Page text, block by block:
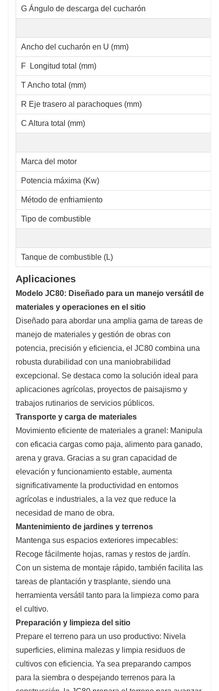
G Ángulo de descarga del cucharón
Ancho del cucharón en U (mm)
F Longitud total (mm)
T Ancho total (mm)
R Eje trasero al parachoques (mm)
C Altura total (mm)
Marca del motor
Potencia máxima (Kw)
Método de enfriamiento
Tipo de combustible
Tanque de combustible (L)
Aplicaciones
Modelo JC80: Diseñado para un manejo versátil de
materiales y operaciones en el sitio
Diseñado para abordar una amplia gama de tareas de
manejo de materiales y gestión de obras con
potencia, precisión y eficiencia, el JC80 combina una
robusta durabilidad con una maniobrabilidad
excepcional. Se destaca como la solución ideal para
aplicaciones agrícolas, proyectos de paisajismo y
trabajos rutinarios de servicios públicos.
Transporte y carga de materiales
Movimiento eficiente de materiales a granel: Manipula
con eficacia cargas como paja, alimento para ganado,
arena y grava. Gracias a su gran capacidad de
elevación y funcionamiento estable, aumenta
significativamente la productividad en entornos
agrícolas e industriales, a la vez que reduce la
necesidad de mano de obra.
Mantenimiento de jardines y terrenos
Mantenga sus espacios exteriores impecables:
Recoge fácilmente hojas, ramas y restos de jardín.
Con un sistema de montaje rápido, también facilita las
tareas de plantación y trasplante, siendo una
herramienta versátil tanto para la limpieza como para
el cultivo.
Preparación y limpieza del sitio
Prepare el terreno para un uso productivo: Nivela
superficies, elimina malezas y limpia residuos de
cultivos con eficiencia. Ya sea preparando campos
para la siembra o despejando terrenos para la